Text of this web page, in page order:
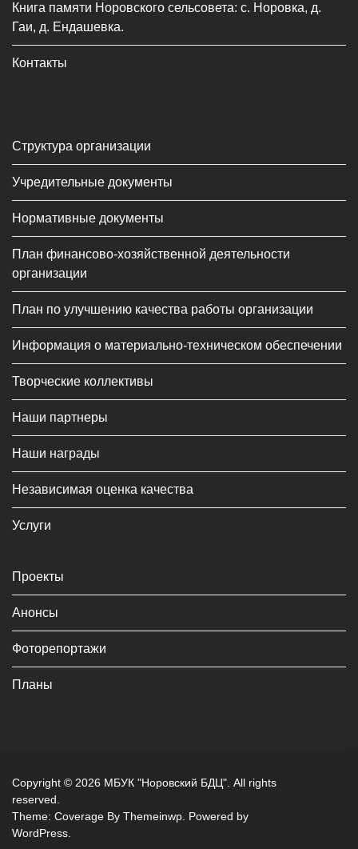
Книга памяти Норовского сельсовета: с. Норовка, д.
Гаи, д. Ендашевка.
Контакты
Структура организации
Учредительные документы
Нормативные документы
План финансово-хозяйственной деятельности
организации
План по улучшению качества работы организации
Информация о материально-техническом обеспечении
Творческие коллективы
Наши партнеры
Наши награды
Независимая оценка качества
Услуги
Проекты
Анонсы
Фоторепортажи
Планы
Copyright © 2026 МБУК "Норовский БДЦ". All rights
reserved.
Theme: Coverage By Themeinwp. Powered by
WordPress.